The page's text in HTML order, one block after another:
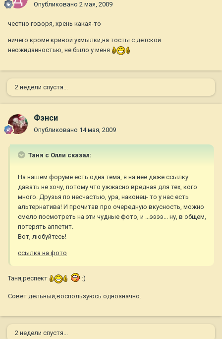
Опубликовано 2 мая, 2009
честно говоря, хрень какая-то
ничего кроме кривой ухмылки,на тосты с детской
неожиданностью, не было у меня
2 недели спустя...
Фэнси
Опубликовано 14 мая, 2009
Таня с Олли сказал:
На нашем форуме есть одна тема, я на неё даже ссылку
давать не хочу, потому что ужжасно вредная для тех, кого
много. Друзья по несчастью, ура, наконец- то у нас есть
альтернатива! И прочитав про очередную вкусность, можно
смело посмотреть на эти чудные фото, и ...ээээ... ну, в общем,
потерять аппетит.
Вот, любуйтесь!
ссылка на фото
Таня,респект :)
Совет дельный,воспользуюсь однозначно.
2 недели спустя...